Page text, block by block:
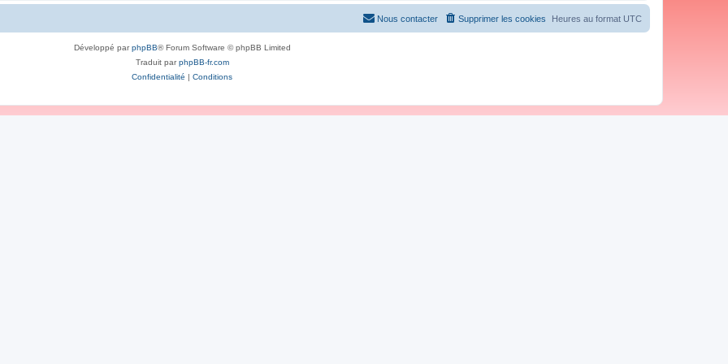
Heures au format UTC
Supprimer les cookies
Nous contacter
Développé parphpBB® Forum Software © phpBB Limited
Traduit parphpBB-fr.com
Confidentialité | Conditions